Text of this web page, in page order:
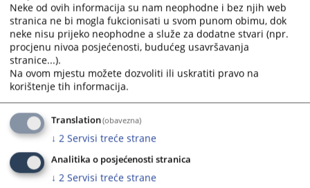
zenica je započeo proces sistematskog sređivanja
sudske arhive za period od 1891-1945 godine. Taj
obiman proces koji je povjeren zemljišnoknjižnim
referentima završen je 05.05.2007. godine. Tom
prilikom je ustanovljeno da dio arhivske građe
predstavlja muzejsku arhivsku građu u vidu određenih
Zbornika zakona period 1885-1914, Komentar
Otomanskog gruntovnog zakona od 7. Ramazana 1274.
godine po Hidžri tj.1896 po Gregorijanskom kalendaru
kojeg je napisao Turk zade Hadži Mehmed Zaijauddin u
Istambulu, te rsznih dopisa na njemačkom i
mađarskom jeziku, dokumenata na arapskom jeziku
Neke od ovih informacija su nam neophodne i bez njih web
stranica ne bi mogla fukcionisati u svom punom obimu, dok
neke nisu prijeko neophodne a služe za dodatne stvari (npr.
procjenu nivoa posjećenosti, budućeg usavršavanja
stranice...).
Na ovom mjestu možete dozvoliti ili uskratiti pravo na
korištenje tih informacija.
Translation(obavezna)
↓ 2 Servisi treće strane
Analitika o posjećenosti stranica
↓ 2 Servisi treće strane